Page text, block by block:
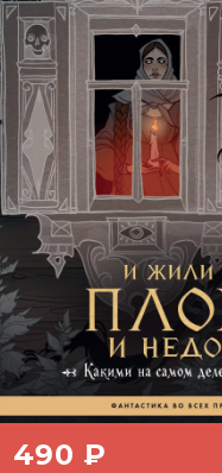
490 ₽